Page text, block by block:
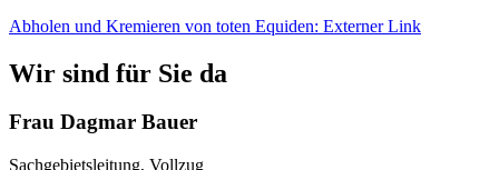
Abholen und Kremieren von toten Equiden: Externer Link
Wir sind für Sie da
Frau Dagmar Bauer
Sachgebietsleitung, Vollzug